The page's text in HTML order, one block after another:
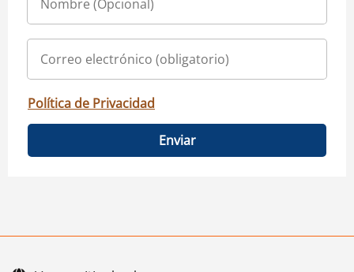
Política de Privacidad
Enviar